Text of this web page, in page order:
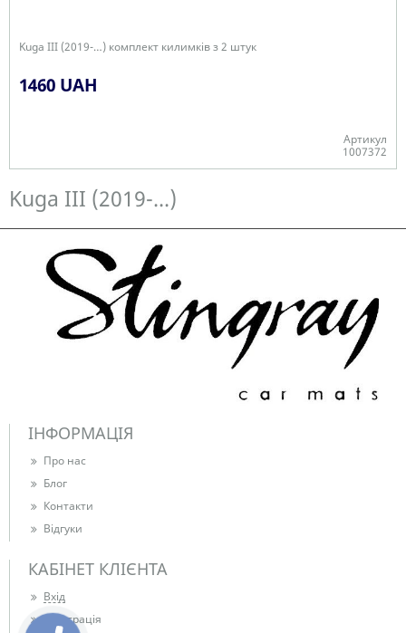
Kuga III (2019-…) комплект килимків з 2 штук
1460 UAH
Артикул
1007372
Kuga III (2019-...)
ІНФОРМАЦІЯ
Про нас
Блог
Контакти
Відгуки
КАБІНЕТ КЛІЄНТА
Вхід
Реєстрація